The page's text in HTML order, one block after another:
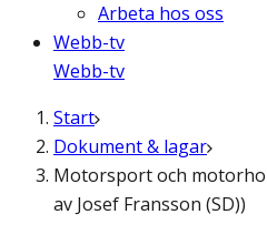
Arbeta hos oss
Webb-tv
Webb-tv
Start
Dokument & lagar
Motorsport och
av Josef Fransson (SD))